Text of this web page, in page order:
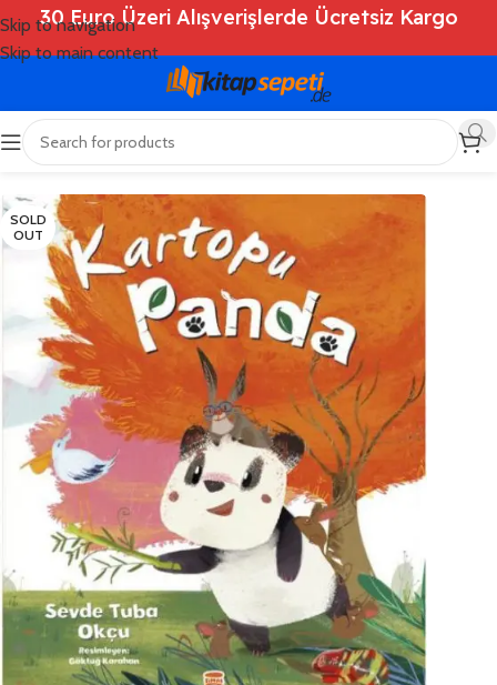
Skip to navigation
Skip to main content
30 Euro Üzeri Alışverişlerde Ücretsiz Kargo
Ana Sayfa Shop
SOLD
OUT